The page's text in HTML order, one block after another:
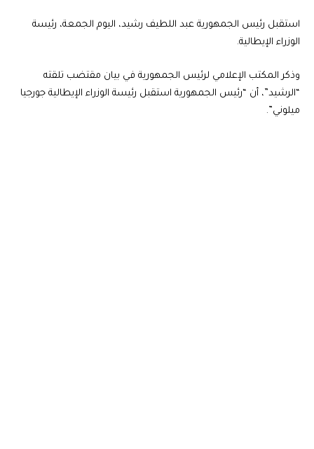
استقبل رئيس الجمهورية عبد اللطيف رشيد، اليوم الجمعة، رئيسة
الوزراء الإيطالية.
وذكر المكتب الإعلامي لرئيس الجمهورية في بيان مقتضب تلقته
“الرشيد”، أن “رئيس الجمهورية استقبل رئيسة الوزراء الإيطالية جورجيا
ميلوني”.